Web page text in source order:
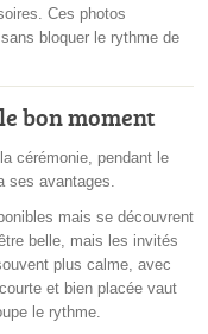
Ces photos
bloquer le rythme de
bon moment
cérémonie, pendant le
ses avantages.
mais se découvrent
belle, mais les invités
plus calme, avec
et bien placée vaut
le rythme.